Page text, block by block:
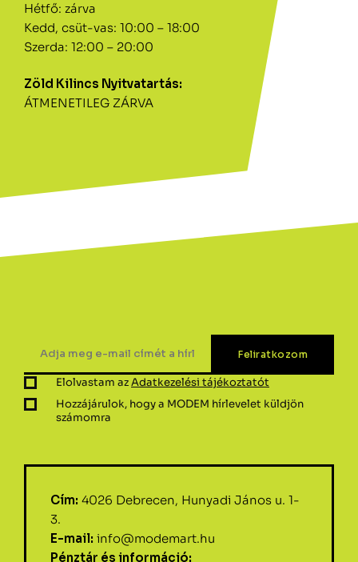
Hétfő: zárva
Kedd, csüt-vas: 10:00 – 18:00
Szerda: 12:00 – 20:00
Zöld Kilincs Nyitvatartás:
ÁTMENETILEG ZÁRVA
Elolvastam azAdatkezelési tájékoztatót
Hozzájárulok, hogy a MODEM hírlevelet küldjön
számomra
Cím: 4026 Debrecen, Hunyadi János u. 1-
3.
E-mail: info@modemart.hu
Pénztár és információ: